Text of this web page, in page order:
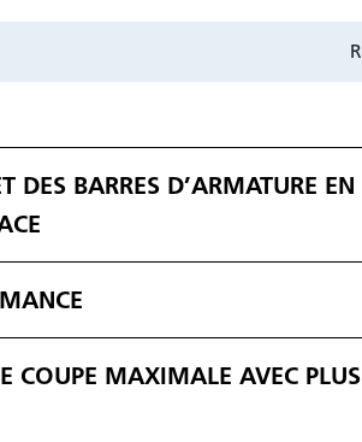
DES BARRES D’ARMATURE EN
COUPE MAXIMALE AVEC PLUS